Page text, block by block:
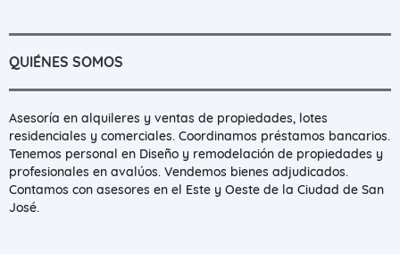
QUIÉNES SOMOS
Asesoría en alquileres y ventas de propiedades, lotes
residenciales y comerciales. Coordinamos préstamos bancarios.
Tenemos personal en Diseño y remodelación de propiedades y
profesionales en avalúos. Vendemos bienes adjudicados.
Contamos con asesores en el Este y Oeste de la Ciudad de San
José.